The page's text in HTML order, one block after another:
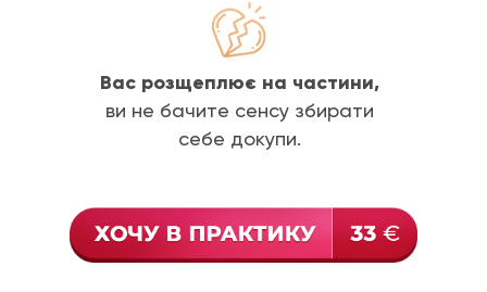
Вас розщеплює на частини,
ви не бачите сенсу збирати
себе докупи.